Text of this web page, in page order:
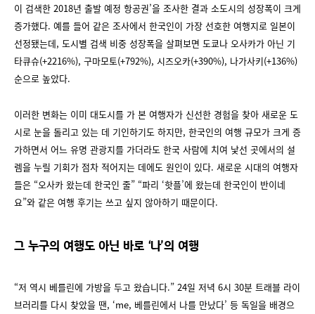
이 검색한 2018년 출발 예정 항공권’을 조사한 결과 소도시의 성장폭이 크게
증가했다. 예를 들어 같은 조사에서 한국인이 가장 선호한 여행지로 일본이
선정됐는데, 도시별 검색 비중 성장폭을 살펴보면 도쿄나 오사카가 아닌 기
타큐슈(+2216%), 구마모토(+792%), 시즈오카(+390%), 나가사키(+136%)
순으로 높았다.
이러한 변화는 이미 대도시를 가 본 여행자가 신선한 경험을 찾아 새로운 도
시로 눈을 돌리고 있는 데 기인하기도 하지만, 한국인의 여행 규모가 크게 증
가하면서 어느 유명 관광지를 가더라도 한국 사람에 치여 낯선 곳에서의 설
렘을 누릴 기회가 점차 적어지는 데에도 원인이 있다. 새로운 시대의 여행자
들은 “오사카 왔는데 한국인 줄” “파리 ‘핫플’에 왔는데 한국인이 반이네
요”와 같은 여행 후기는 쓰고 싶지 않아하기 때문이다.
그 누구의 여행도 아닌 바로 ‘나’의 여행
“저 역시 베를린에 가방을 두고 왔습니다.” 24일 저녁 6시 30분 트래블 라이
브러리를 다시 찾았을 땐, ‘me, 베를린에서 나를 만났다’ 등 독일을 배경으